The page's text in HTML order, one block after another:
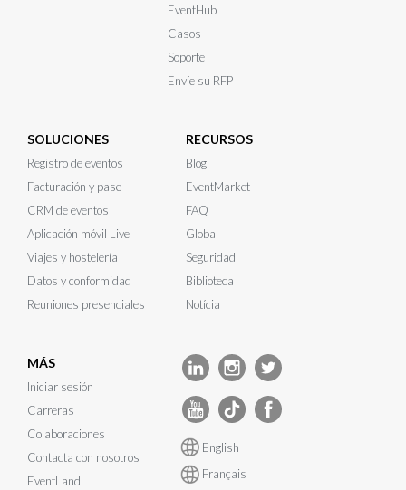
EventHub
Casos
Soporte
Envíe su RFP
SOLUCIONES
Registro de eventos
Facturación y pase
CRM de eventos
Aplicación móvil Live
Viajes y hostelería
Datos y conformidad
Reuniones presenciales
RECURSOS
Blog
EventMarket
FAQ
Global
Seguridad
Biblioteca
Notícia
MÁS
Iniciar sesión
Carreras
Colaboraciones
Contacta con nosotros
EventLand
English
Français